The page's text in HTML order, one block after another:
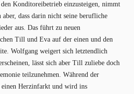
Konditoreibetrieb einzusteigen, nimmt
dass darin nicht seine berufliche
aus. Das führt zu neuen
Till und Eva auf der einen und den
Wolfgang weigert sich letztendlich
lässt sich aber Till zuliebe doch
teilzunehmen. Während der
Herzinfarkt und wird ins